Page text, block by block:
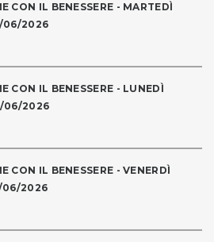
CON IL BENESSERE - MARTEDÌ
06/2026
CON IL BENESSERE - LUNEDÌ
06/2026
CON IL BENESSERE - VENERDÌ
06/2026